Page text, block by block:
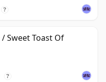
?
/ Sweet Toast Of
?